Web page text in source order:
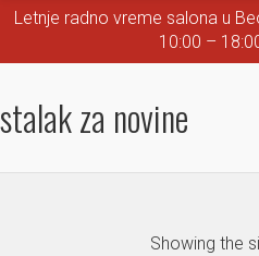
Letnje radno vreme salona u
10:00 –
stalak za novine
Showing the